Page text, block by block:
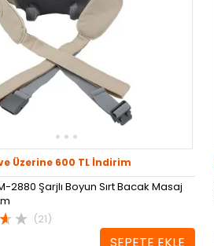
Üzerine 600 TL İndirim
2880 Şarjlı Boyun Sırt Bacak Masaj
(21)